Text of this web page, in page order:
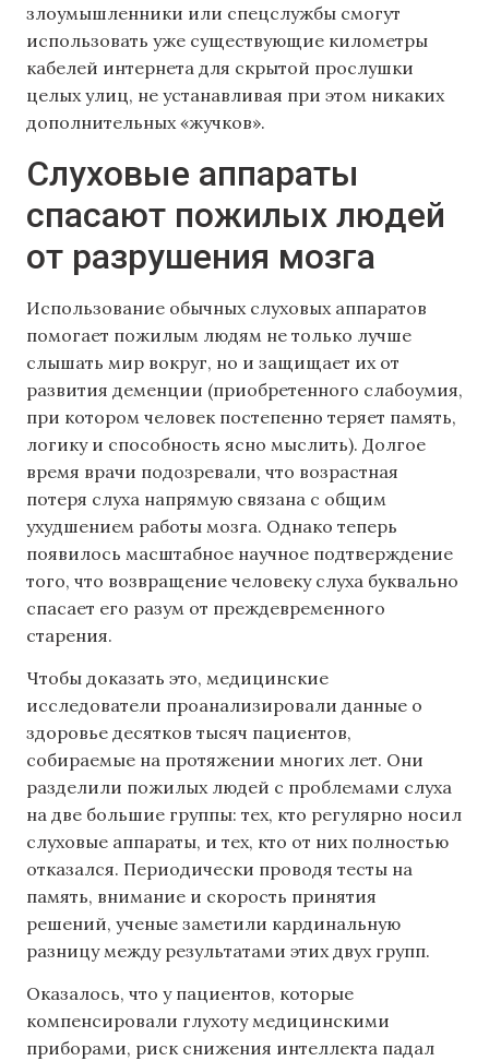
злоумышленники или спецслужбы смогут
использовать уже существующие километры
кабелей интернета для скрытой прослушки
целых улиц, не устанавливая при этом никаких
дополнительных «жучков».
Слуховые аппараты
спасают пожилых людей
от разрушения мозга
Использование обычных слуховых аппаратов
помогает пожилым людям не только лучше
слышать мир вокруг, но и защищает их от
развития деменции (приобретенного слабоумия,
при котором человек постепенно теряет память,
логику и способность ясно мыслить). Долгое
время врачи подозревали, что возрастная
потеря слуха напрямую связана с общим
ухудшением работы мозга. Однако теперь
появилось масштабное научное подтверждение
того, что возвращение человеку слуха буквально
спасает его разум от преждевременного
старения.
Чтобы доказать это, медицинские
исследователи проанализировали данные о
здоровье десятков тысяч пациентов,
собираемые на протяжении многих лет. Они
разделили пожилых людей с проблемами слуха
на две большие группы: тех, кто регулярно носил
слуховые аппараты, и тех, кто от них полностью
отказался. Периодически проводя тесты на
память, внимание и скорость принятия
решений, ученые заметили кардинальную
разницу между результатами этих двух групп.
Оказалось, что у пациентов, которые
компенсировали глухоту медицинскими
приборами, риск снижения интеллекта падал